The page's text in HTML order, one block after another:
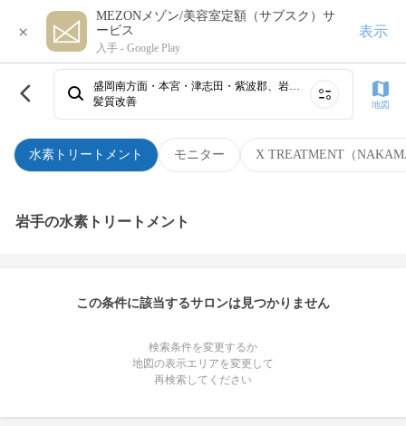
×
MEZONメゾン/美容室定額（サブスク）サ
ービス
入手 - Google Play
表示
水素トリートメント モニター X TREATMENT（
盛岡南方面・本宮・津志田・紫波郡、岩手・盛岡、北上・花巻、奥州・一関・久慈・宮古・その他
髪質改善
地図
岩手の水素トリートメント
この条件に該当するサロンは見つかりません
検索条件を変更するか
地図の表示エリアを変更して
再検索してください